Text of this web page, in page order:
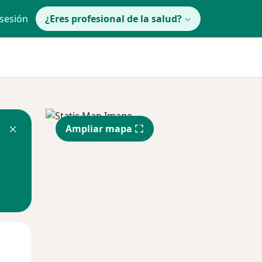
¿Eres profesional de la salud?
Ampliar mapa